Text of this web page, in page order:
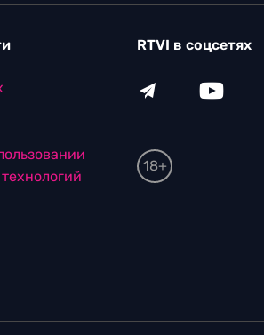
RTVI в соцсетях
18+